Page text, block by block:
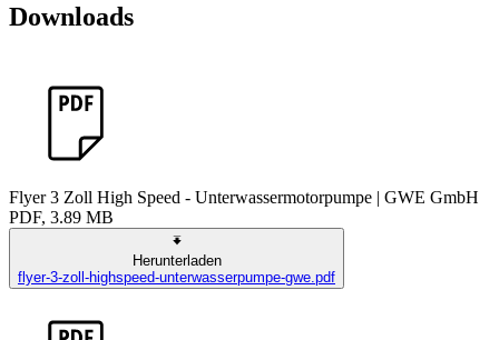
Downloads
Flyer 3 Zoll High Speed - Unterwassermotorpumpe | GWE GmbH
PDF, 3.89 MB
Herunterladen
flyer-3-zoll-highspeed-unterwasserpumpe-gwe.pdf